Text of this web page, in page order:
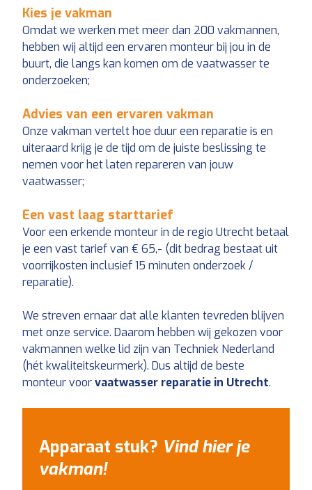
Kies je vakman
Omdat we werken met meer dan 200 vakmannen,
hebben wij altijd een ervaren monteur bij jou in de
buurt, die langs kan komen om de vaatwasser te
onderzoeken;
Advies van een ervaren vakman
Onze vakman vertelt hoe duur een reparatie is en
uiteraard krijg je de tijd om de juiste beslissing te
nemen voor het laten repareren van jouw
vaatwasser;
Een vast laag starttarief
Voor een erkende monteur in de regio Utrecht betaal
je een vast tarief van € 65,- (dit bedrag bestaat uit
voorrijkosten inclusief 15 minuten onderzoek /
reparatie).
We streven ernaar dat alle klanten tevreden blijven
met onze service. Daarom hebben wij gekozen voor
vakmannen welke lid zijn van Techniek Nederland
(hét kwaliteitskeurmerk). Dus altijd de beste
monteur voorvaatwasser reparatie in Utrecht.
Apparaat stuk? Vind hier je
vakman!